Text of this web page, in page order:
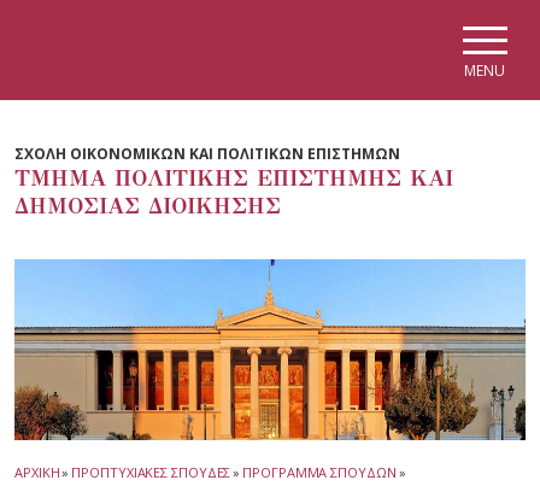
MENU
ΣΧΟΛΗ ΟΙΚΟΝΟΜΙΚΩΝ ΚΑΙ ΠΟΛΙΤΙΚΩΝ ΕΠΙΣΤΗΜΩΝ
ΤΜΗΜΑ ΠΟΛΙΤΙΚΗΣ ΕΠΙΣΤΗΜΗΣ ΚΑΙ
ΔΗΜΟΣΙΑΣ ΔΙΟΙΚΗΣΗΣ
ΑΡΧΙΚΗ» ΠΡΟΠΤΥΧΙΑΚΕΣ ΣΠΟΥΔΕΣ» ΠΡΟΓΡΑΜΜΑ ΣΠΟΥΔΩΝ »